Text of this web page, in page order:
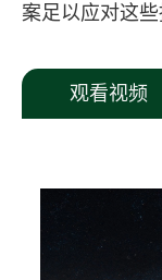
案足以应对这
观看视频